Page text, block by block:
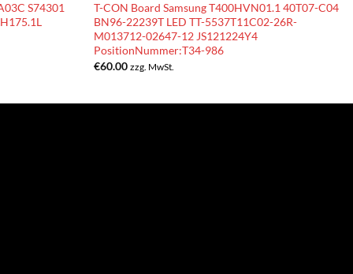
S74301
T-CON Board Samsung T400HVN01.1 40T07-C04
BN96-22239T LED TT-5537T11C02-26R-
M013712-02647-12 JS121224Y4
PositionNummer:T34-986
€60.00 zzg. MwSt.